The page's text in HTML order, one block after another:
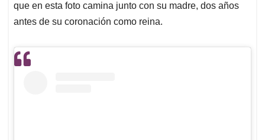
que en esta foto camina junto con su madre, dos años
antes de su coronación como reina.